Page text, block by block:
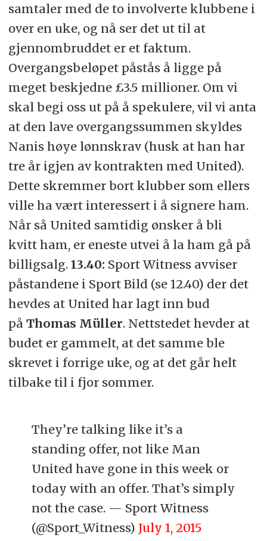
samtaler med de to involverte klubbene i
over en uke, og nå ser det ut til at
gjennombruddet er et faktum.
Overgangsbeløpet påstås å ligge på
meget beskjedne £3.5 millioner. Om vi
skal begi oss ut på å spekulere, vil vi anta
at den lave overgangssummen skyldes
Nanis høye lønnskrav (husk at han har
tre år igjen av kontrakten med United).
Dette skremmer bort klubber som ellers
ville ha vært interessert i å signere ham.
Når så United samtidig ønsker å bli
kvitt ham, er eneste utvei å la ham gå på
billigsalg. 13.40: Sport Witness avviser
påstandene i Sport Bild (se 12.40) der det
hevdes at United har lagt inn bud
på Thomas Müller. Nettstedet hevder at
budet er gammelt, at det samme ble
skrevet i forrige uke, og at det går helt
tilbake til i fjor sommer.
They’re talking like it’s a
standing offer, not like Man
United have gone in this week or
today with an offer. That’s simply
not the case. — Sport Witness
(@Sport_Witness) July 1, 2015